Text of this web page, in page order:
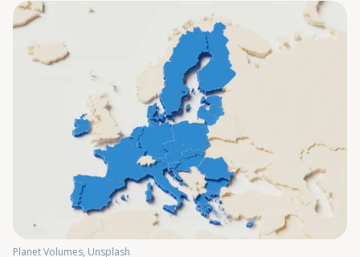
Planet Volumes, Unsplash